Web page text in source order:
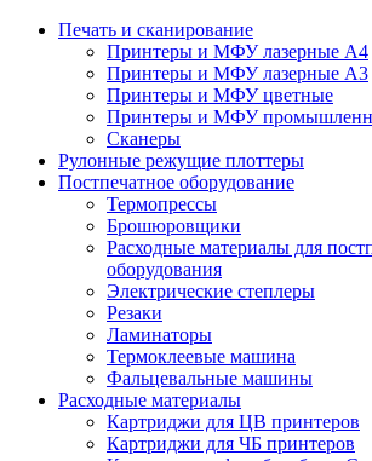
Печать и сканирование
Принтеры и МФУ лазерные А4
Принтеры и МФУ лазерные А3
Принтеры и МФУ цветные
Принтеры и МФУ
Сканеры
Рулонные режущие плоттеры
Постпечатное оборудование
Термопрессы
Брошюровщики
Расходные материалы для
оборудования
Электрические степлеры
Резаки
Ламинаторы
Термоклеевые машина
Фальцевальные машины
Расходные материалы
Картриджи для ЦВ принтеров
Картриджи для ЧБ принтеров